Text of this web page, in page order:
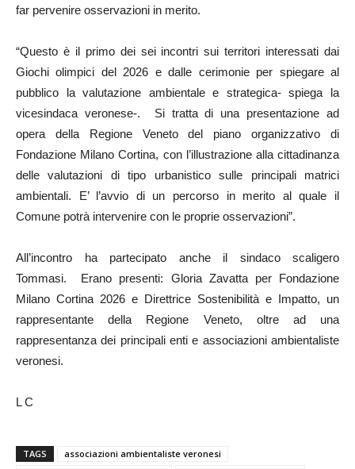
far pervenire osservazioni in merito.
“Questo è il primo dei sei incontri sui territori interessati dai
Giochi olimpici del 2026 e dalle cerimonie per spiegare al
pubblico la valutazione ambientale e strategica- spiega la
vicesindaca veronese-. Si tratta di una presentazione ad
opera della Regione Veneto del piano organizzativo di
Fondazione Milano Cortina, con l’illustrazione alla cittadinanza
delle valutazioni di tipo urbanistico sulle principali matrici
ambientali. E’ l’avvio di un percorso in merito al quale il
Comune potrà intervenire con le proprie osservazioni”.
All’incontro ha partecipato anche il sindaco scaligero
Tommasi. Erano presenti: Gloria Zavatta per Fondazione
Milano Cortina 2026 e Direttrice Sostenibilità e Impatto, un
rappresentante della Regione Veneto, oltre ad una
rappresentanza dei principali enti e associazioni ambientaliste
veronesi.
L C
TAGS
associazioni ambientaliste veronesi